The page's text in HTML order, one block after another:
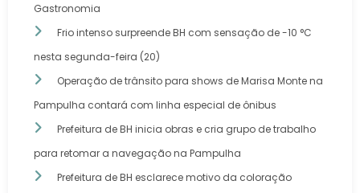
Gastronomia
Frio intenso surpreende BH com sensação de -10 °C
nesta segunda-feira (20)
Operação de trânsito para shows de Marisa Monte na
Pampulha contará com linha especial de ônibus
Prefeitura de BH inicia obras e cria grupo de trabalho
para retomar a navegação na Pampulha
Prefeitura de BH esclarece motivo da coloração